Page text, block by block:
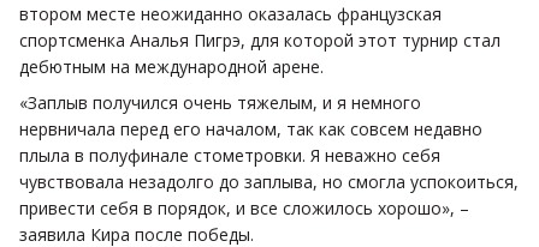
втором месте неожиданно оказалась французская
спортсменка Аналья Пигрэ, для которой этот турнир стал
дебютным на международной арене.
«Заплыв получился очень тяжелым, и я немного
нервничала перед его началом, так как совсем недавно
плыла в полуфинале стометровки. Я неважно себя
чувствовала незадолго до заплыва, но смогла успокоиться,
привести себя в порядок, и все сложилось хорошо», –
заявила Кира после победы.